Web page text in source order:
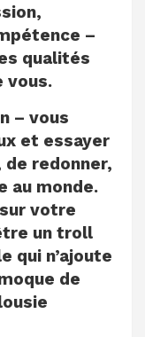
–
qualités
vous.
– vous
et essayer
redonner,
au monde.
votre
un troll
qui n’ajoute
de